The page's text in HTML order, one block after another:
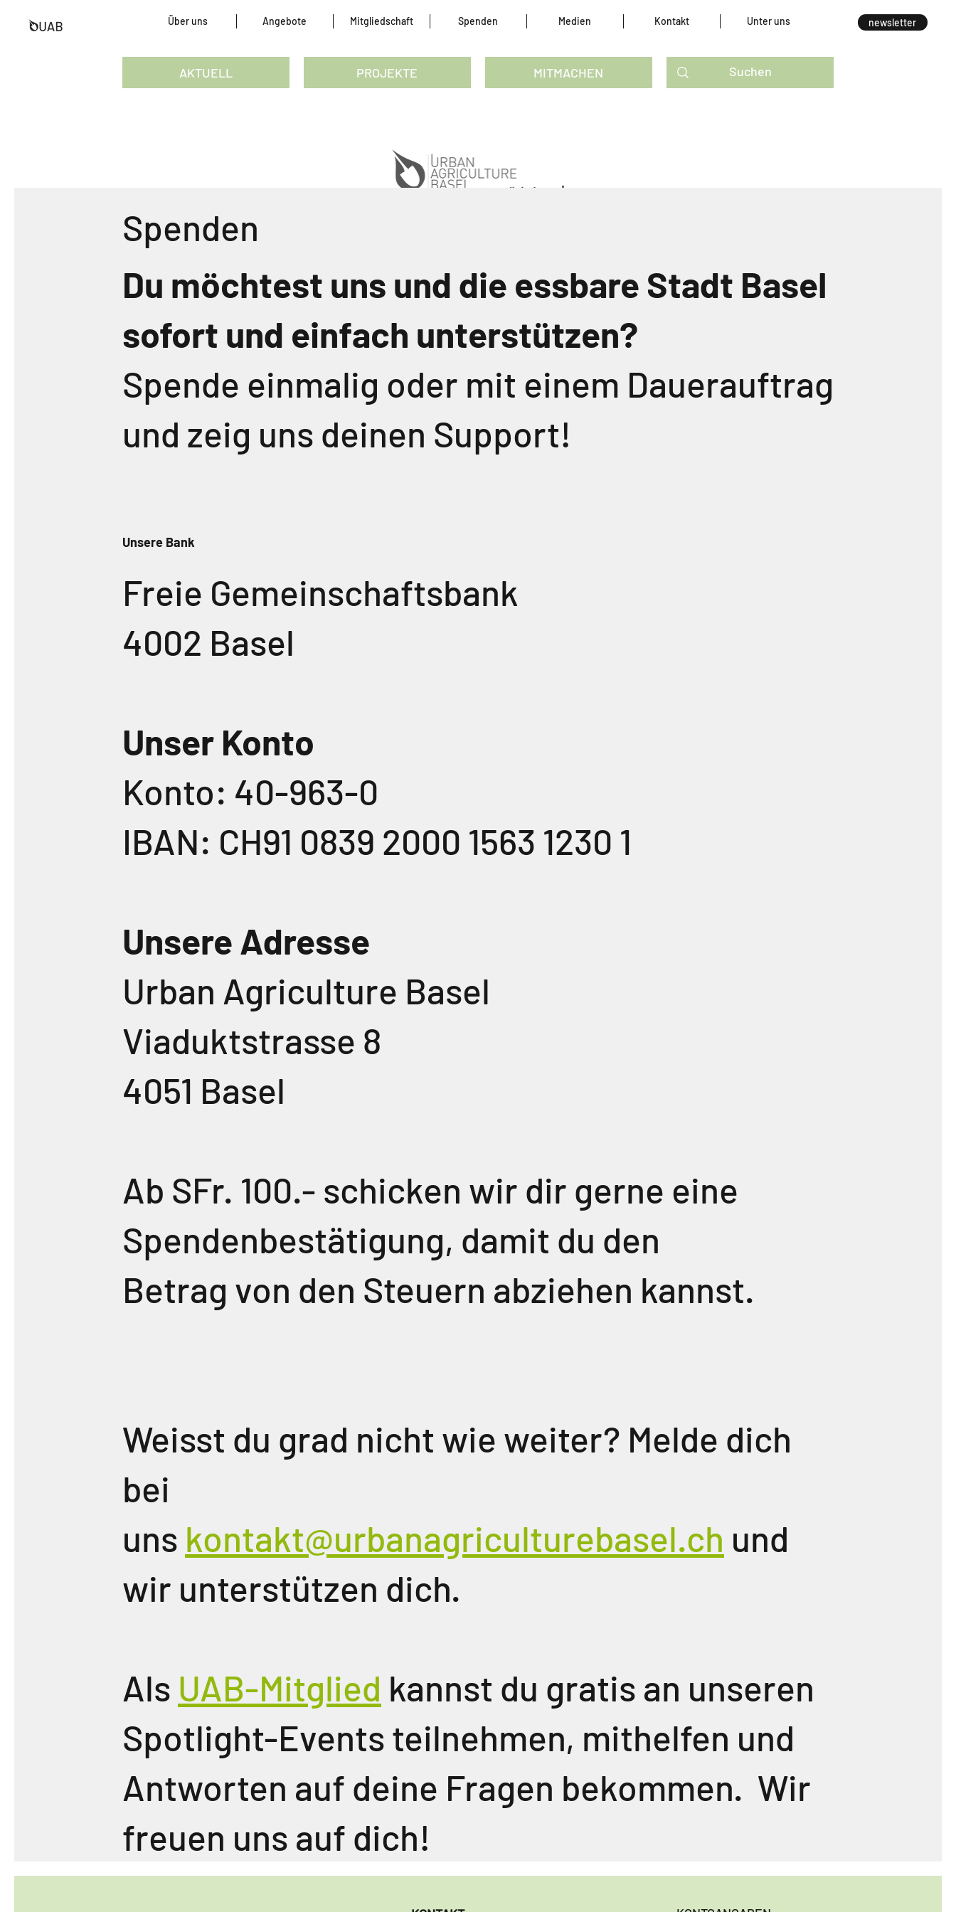
Über uns Angebote Mitgliedschaft Spenden Medien Kontakt Unter uns newsletter
AKTUELL PROJEKTE MITMACHEN
Spenden
Du möchtest uns und die essbare Stadt Basel
sofort und einfach unterstützen?
Spende einmalig oder mit einem Dauerauftrag
und zeig uns deinen Support!
Unsere Bank
Freie Gemeinschaftsbank
4002 Basel
Unser Konto
Konto: 40-963-0
IBAN: CH91 0839 2000 1563 1230 1
Unsere Adresse
Urban Agriculture Basel
Viaduktstrasse 8
4051 Basel
Ab SFr. 100.- schicken wir dir gerne eine
Spendenbestätigung, damit du den
Betrag von den Steuern abziehen kannst.
Weisst du grad nicht wie weiter? Melde dich
bei
uns kontakt@urbanagriculturebasel.ch und
wir unterstützen dich.
Als UAB-Mitglied kannst du gratis an unseren
Spotlight-Events teilnehmen, mithelfen und
Antworten auf deine Fragen bekommen. Wir
freuen uns auf dich!